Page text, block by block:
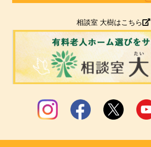
相談室 大樹はこちら